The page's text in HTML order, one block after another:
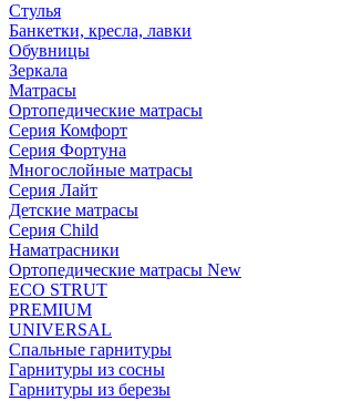
Стулья
Банкетки, кресла, лавки
Обувницы
Зеркала
Матрасы
Ортопедические матрасы
Серия Комфорт
Серия Фортуна
Многослойные матрасы
Серия Лайт
Детские матрасы
Серия Child
Наматрасники
Ортопедические матрасы New
ECO STRUT
PREMIUM
UNIVERSAL
Спальные гарнитуры
Гарнитуры из сосны
Гарнитуры из березы